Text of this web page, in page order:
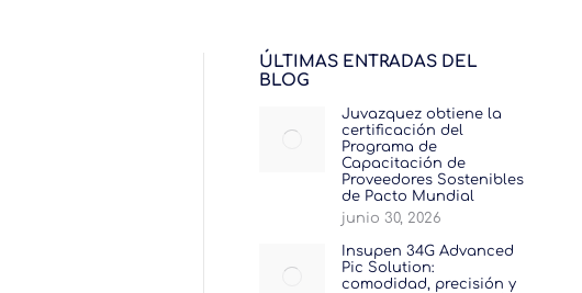
ÚLTIMAS ENTRADAS DEL
BLOG
Juvazquez obtiene la
certificación del
Programa de
Capacitación de
Proveedores Sostenibles
de Pacto Mundial
junio 30, 2026
Insupen 34G Advanced
Pic Solution:
comodidad, precisión y